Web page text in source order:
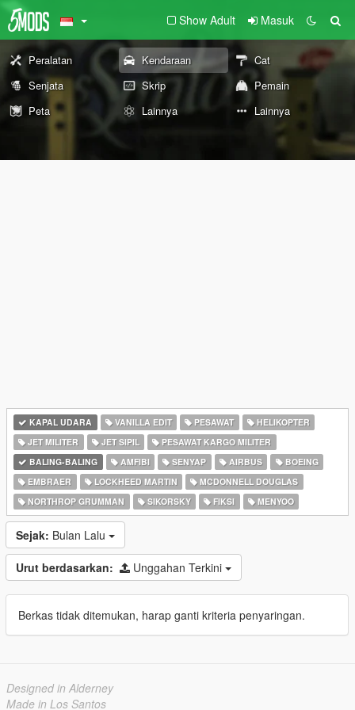
Show Adult Masuk
Peralatan Kendaraan
Cat
Senjata
Skrip
Pemain
Peta
Lainnya Lainnya
KAPAL UDARA VANILLA EDIT PESAWAT
HELIKOPTER
JET MILITER
JET SIPIL
PESAWAT KARGO MILITER
BALING-BALING
AMFIBI SENYAP AIRBUS
BOEING
EMBRAER
LOCKHEED MARTIN
MCDONNELL DOUGLAS
NORTHROP GRUMMAN
SIKORSKY FIKSI MENYOO
Sejak: Bulan Lalu
Urut berdasarkan: Unggahan Terkini
Berkas tidak ditemukan, harap ganti kriteria penyaringan.
Designed in Alderney
Made in Los Santos